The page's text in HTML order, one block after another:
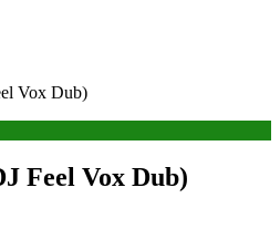
Vox Dub)
Feel Vox Dub)